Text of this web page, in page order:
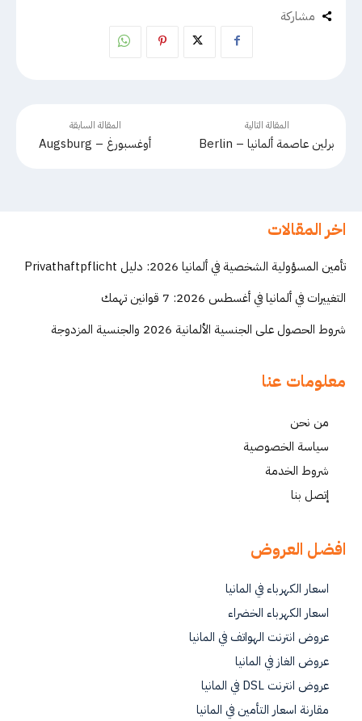
مشاركة
المقالة السابقة
أوغسبورغ – Augsburg
المقالة التالية
برلين عاصمة ألمانيا – Berlin
اخر المقالات
تأمين المسؤولية الشخصية في ألمانيا 2026: دليل Privathaftpflicht
التغييرات في ألمانيا في أغسطس 2026: 7 قوانين تهمك
شروط الحصول على الجنسية الألمانية 2026 والجنسية المزدوجة
معلومات عنا
من نحن
سياسة الخصوصية
شروط الخدمة
إتصل بنا
افضل العروض
اسعار الكهرباء في المانيا
اسعار الكهرباء الخضراء
عروض انترنت الهواتف في المانيا
عروض الغاز في المانيا
عروض انترنت DSL في المانيا
مقارنة اسعار التأمين في المانيا